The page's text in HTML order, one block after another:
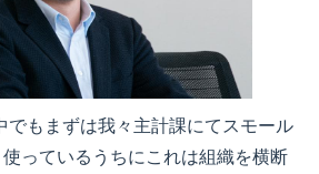
でもまずは我々主計課にてスモール
っているうちにこれは組織を横断